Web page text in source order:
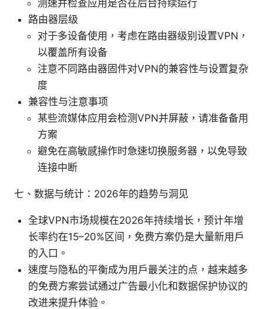
测速并检查应用是否在后台持续运行
路由器层级
对于多设备使用，考虑在路由器级别设置VPN，
以覆盖所有设备
注意不同路由器固件对VPN的兼容性与设置复杂
度
兼容性与注意事项
某些流媒体应用会检测VPN并屏蔽，请准备备用
方案
避免在高敏感操作时急速切换服务器，以免导致
连接中断
七、数据与统计：2026年的趋势与洞见
全球VPN市场规模在2026年持续增长，预计年增
长率约在15–20%区间，免费方案仍是大量新用户
的入口。
速度与隐私的平衡成为用户最关注的点，越来越多
的免费方案尝试通过广告最小化和数据保护协议的
改进来提升体验。